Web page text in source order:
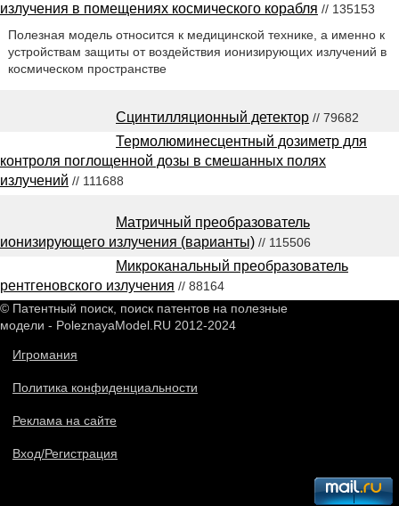
излучения в помещениях космического корабля // 135153
Полезная модель относится к медицинской технике, а именно к
устройствам защиты от воздействия ионизирующих излучений в
космическом пространстве
Сцинтилляционный детектор // 79682
Термолюминесцентный дозиметр для
контроля поглощенной дозы в смешанных полях
излучений // 111688
Матричный преобразователь
ионизирующего излучения (варианты) // 115506
Микроканальный преобразователь
рентгеновского излучения // 88164
© Патентный поиск, поиск патентов на полезные
модели - PoleznayaModel.RU 2012-2024
Игромания
Политика конфиденциальности
Реклама на сайте
Вход/Регистрация